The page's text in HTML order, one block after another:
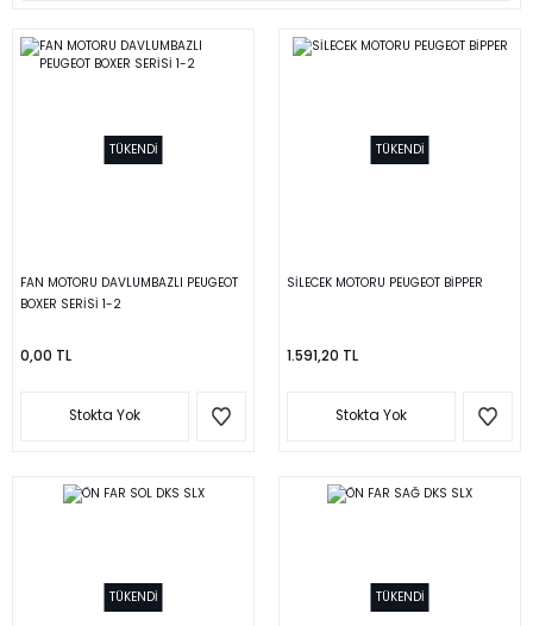
TÜKENDİ
FAN MOTORU DAVLUMBAZLI PEUGEOT
BOXER SERİSİ 1-2
0,00 TL
Stokta Yok
TÜKENDİ
SİLECEK MOTORU PEUGEOT BİPPER
1.591,20 TL
Stokta Yok
TÜKENDİ TÜKENDİ